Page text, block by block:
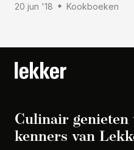
20 jun '18 Kookboeken
Culinair genieten
kenners van